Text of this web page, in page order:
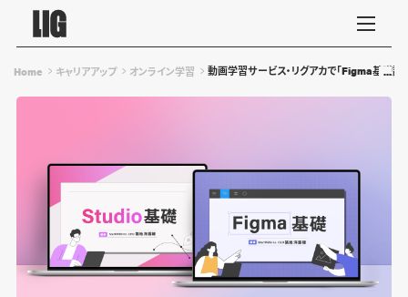
Home キャリアアップ オンライン学習 動画学習サービス・リグアカで「Figma基礎講